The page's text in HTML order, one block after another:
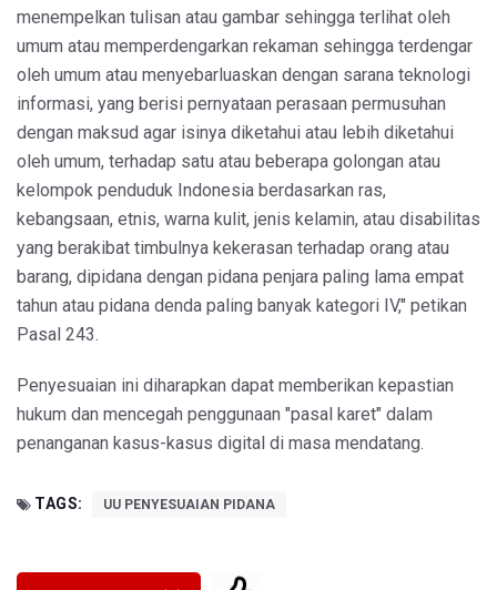
menempelkan tulisan atau gambar sehingga terlihat oleh
umum atau memperdengarkan rekaman sehingga terdengar
oleh umum atau menyebarluaskan dengan sarana teknologi
informasi, yang berisi pernyataan perasaan permusuhan
dengan maksud agar isinya diketahui atau lebih diketahui
oleh umum, terhadap satu atau beberapa golongan atau
kelompok penduduk Indonesia berdasarkan ras,
kebangsaan, etnis, warna kulit, jenis kelamin, atau disabilitas
yang berakibat timbulnya kekerasan terhadap orang atau
barang, dipidana dengan pidana penjara paling lama empat
tahun atau pidana denda paling banyak kategori IV," petikan
Pasal 243.
Penyesuaian ini diharapkan dapat memberikan kepastian
hukum dan mencegah penggunaan "pasal karet" dalam
penanganan kasus-kasus digital di masa mendatang.
TAGS: UU PENYESUAIAN PIDANA